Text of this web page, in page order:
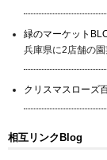
緑のマーケット
兵庫県に2店舗の
クリスマスローズ
相互リンクBlog